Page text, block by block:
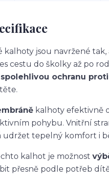
kalhoty jsou navržené
cestu do školky až po
spolehlivou ochranu
kalhoty efektivně
pohybu. Vnitřní
udržet tepelný komfort i
kalhot je možnost
přesně podle potřeb